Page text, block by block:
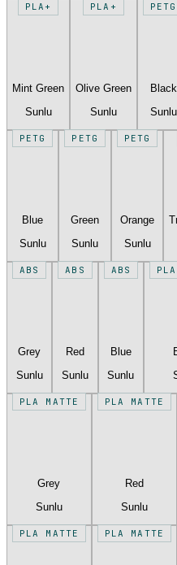
PLA+
Mint Green
Sunlu
PLA+
Olive Green
Sunlu
PETG
Black
Sunlu
PETG
Blue
Sunlu
PETG
Green
Sunlu
PETG
Orange
Sunlu
ABS
Grey
Sunlu
ABS
Red
Sunlu
ABS
Blue
Sunlu
PLA MATTE
Grey
Sunlu
PLA MATTE
Red
Sunlu
PLA MATTE PLA MATTE